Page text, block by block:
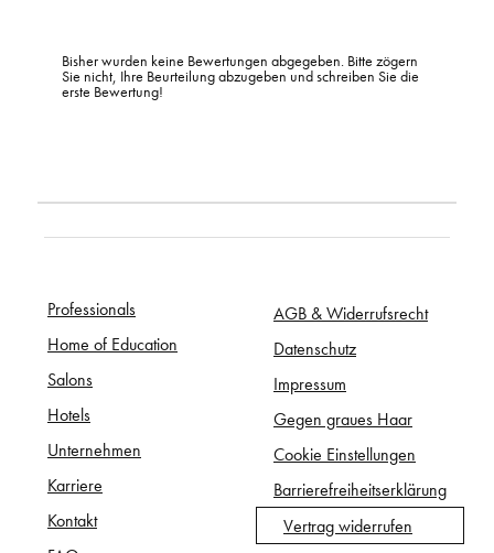
Bisher wurden keine Bewertungen abgegeben. Bitte zögern
Sie nicht, Ihre Beurteilung abzugeben und schreiben Sie die
erste Bewertung!
Professionals
Home of Education
Salons
Hotels
Unternehmen
Karriere
Kontakt
AGB & Widerrufsrecht
Datenschutz
Impressum
Gegen graues Haar
Cookie Einstellungen
Barrierefreiheitserklärung
Vertrag widerrufen